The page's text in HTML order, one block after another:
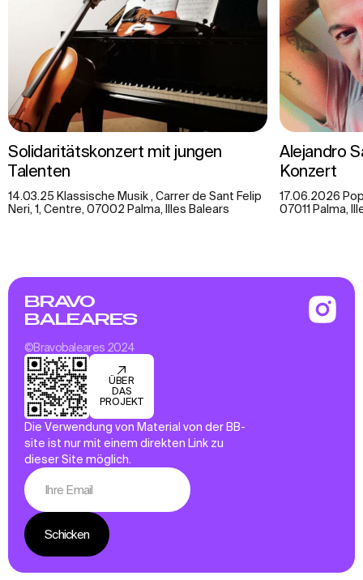
Solidaritätskonzert mit jungen
Talenten
14.03.25 Klassische Musik , Carrer de Sant Felip
Neri, 1, Centre, 07002 Palma, Illes Balears
Alejandro
Konzert
17.06.2026
07011 Palma,
BRAVO
BALEARES
©Bravobaleares 2024
ÜBER
DAS
PROJEKT
Die Verwendung von Material von der BB-
site ist nur mit einem direkten Link zu
dieser Site möglich.